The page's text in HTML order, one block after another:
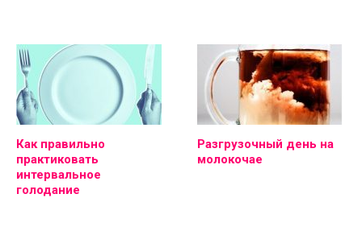
Как правильно
практиковать
интервальное
голодание
Разгрузочный день на
молокочае